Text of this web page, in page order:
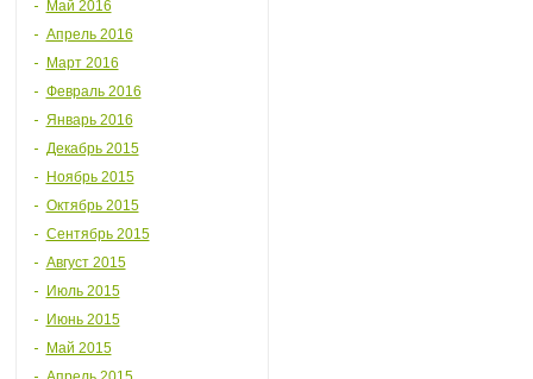
Май 2016
Апрель 2016
Март 2016
Февраль 2016
Январь 2016
Декабрь 2015
Ноябрь 2015
Октябрь 2015
Сентябрь 2015
Август 2015
Июль 2015
Июнь 2015
Май 2015